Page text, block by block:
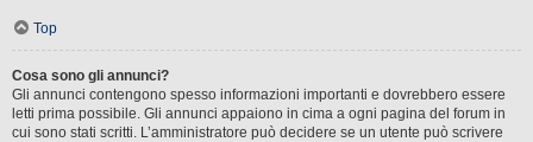
Top
Cosa sono gli annunci?
Gli annunci contengono spesso informazioni importanti e dovrebbero essere
letti prima possibile. Gli annunci appaiono in cima a ogni pagina del forum in
cui sono stati scritti. L’amministratore può decidere se un utente può scrivere